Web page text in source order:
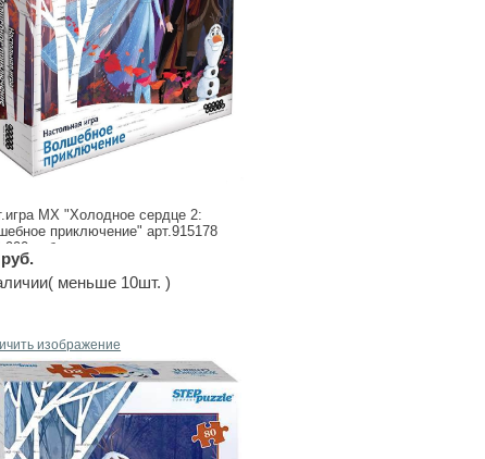
МХ "Холодное сердце 2:
приключение" арт.915178
руб.
меньше 10шт. )
изображение